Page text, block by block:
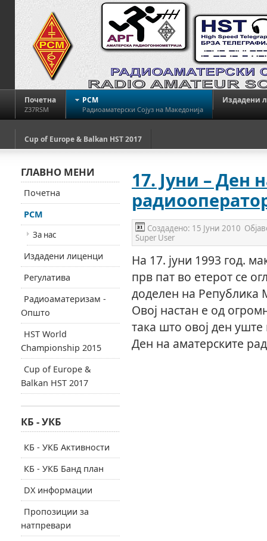
Почетна
Z37RSM
РСМ
Радиоаматерски Сојуз на Македонија
Издадени
Cup of Europe & Balkan HST 2017
17. Јуни – Ден
Создадено: 15 Јуни 2010
Super User
На 17. јуни 1993 год.
прв пат во етерот се
доделен на Република
Овој настан е од
така што овој ден уште
Ден на аматерските
ГЛАВНО МЕНИ
Почетна
РСМ
За нас
Издадени лиценци
Регулатива
Радиоаматеризам -
Општо
HST World
Championship 2015
Cup of Europe &
Balkan HST 2017
КБ - УКБ
КБ - УКБ Активности
КБ - УКБ Банд план
DX информации
Пропозиции за
натпревари